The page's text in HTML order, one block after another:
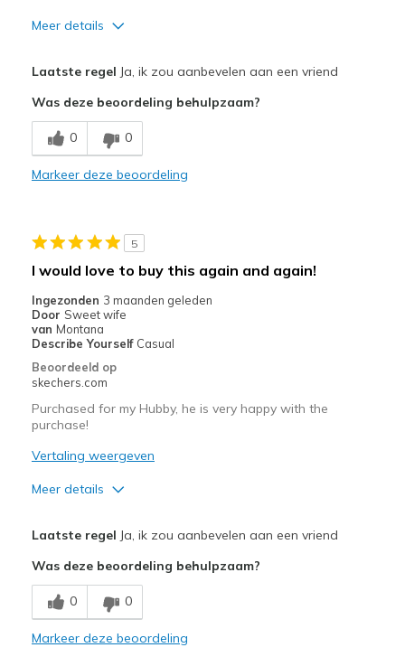
Meer details
Breathe Well
Comfortable
Beste toepassingen
Width
Sizing
Feels true to size
View On Shoes
Laatste regel Ja, ik zou aanbevelen aan een vriend
Was deze beoordeling behulpzaam?
0 0
Markeer deze beoordeling
5
I would love to buy this again and again!
Ingezonden 3 maanden geleden
Door Sweet wife
van Montana
Describe Yourself Casual
Beoordeeld op
skechers.com
Purchased for my Hubby, he is very happy with the
purchase!
Vertaling weergeven
Meer details
Comfortable
Stylish
Laatste regel Ja, ik zou aanbevelen aan een vriend
Was deze beoordeling behulpzaam?
0 0
Markeer deze beoordeling